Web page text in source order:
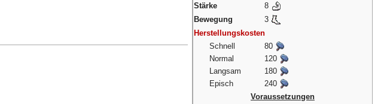
Stärke
8
Bewegung
3
Herstellungskosten
Schnell
80
Normal
120
Langsam
180
Episch
240
Voraussetzungen